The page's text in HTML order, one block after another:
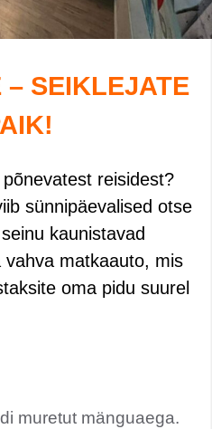
– SEIKLEJATE
reisidest?
sünnipäevalised otse
kaunistavad
vahva matkaauto, mis
oma pidu suurel
muretut mänguaega.